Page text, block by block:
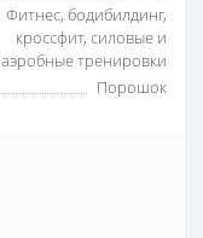
Фитнес, бодибилдинг,
кроссфит, силовые и
аэробные тренировки
Порошок